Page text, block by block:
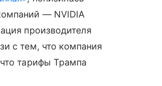
— NVIDIA
производителя
с тем, что компания
тарифы Трампа